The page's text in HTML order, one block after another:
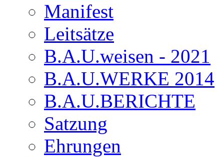
Manifest
Leitsätze
B.A.U.weisen - 2021
B.A.U.WERKE 2014
B.A.U.BERICHTE
Satzung
Ehrungen